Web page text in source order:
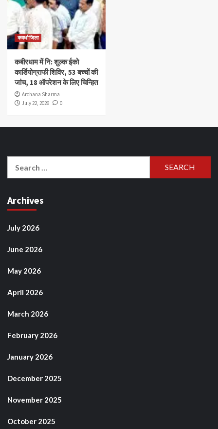
कवर्धा जिला
कबीरधाम में नि: शुल्क ईको
कार्डियोग्राफी शिविर, 53 बच्चों की
जांच, 18 ऑपरेशन के लिए चिन्हित
Archana Sharma
July 22, 2026
0
Archives
July 2026
June 2026
May 2026
April 2026
March 2026
February 2026
January 2026
December 2025
November 2025
October 2025